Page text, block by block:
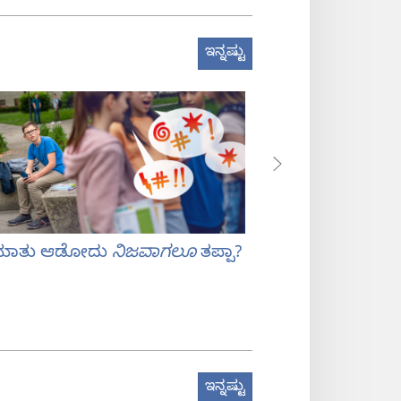
ಇನ್ನಷ್ಟು
ಆಡೋದು ನಿಜವಾಗಲೂತಪ್ಪಾ?
ಇನ್ನಷ್ಟು